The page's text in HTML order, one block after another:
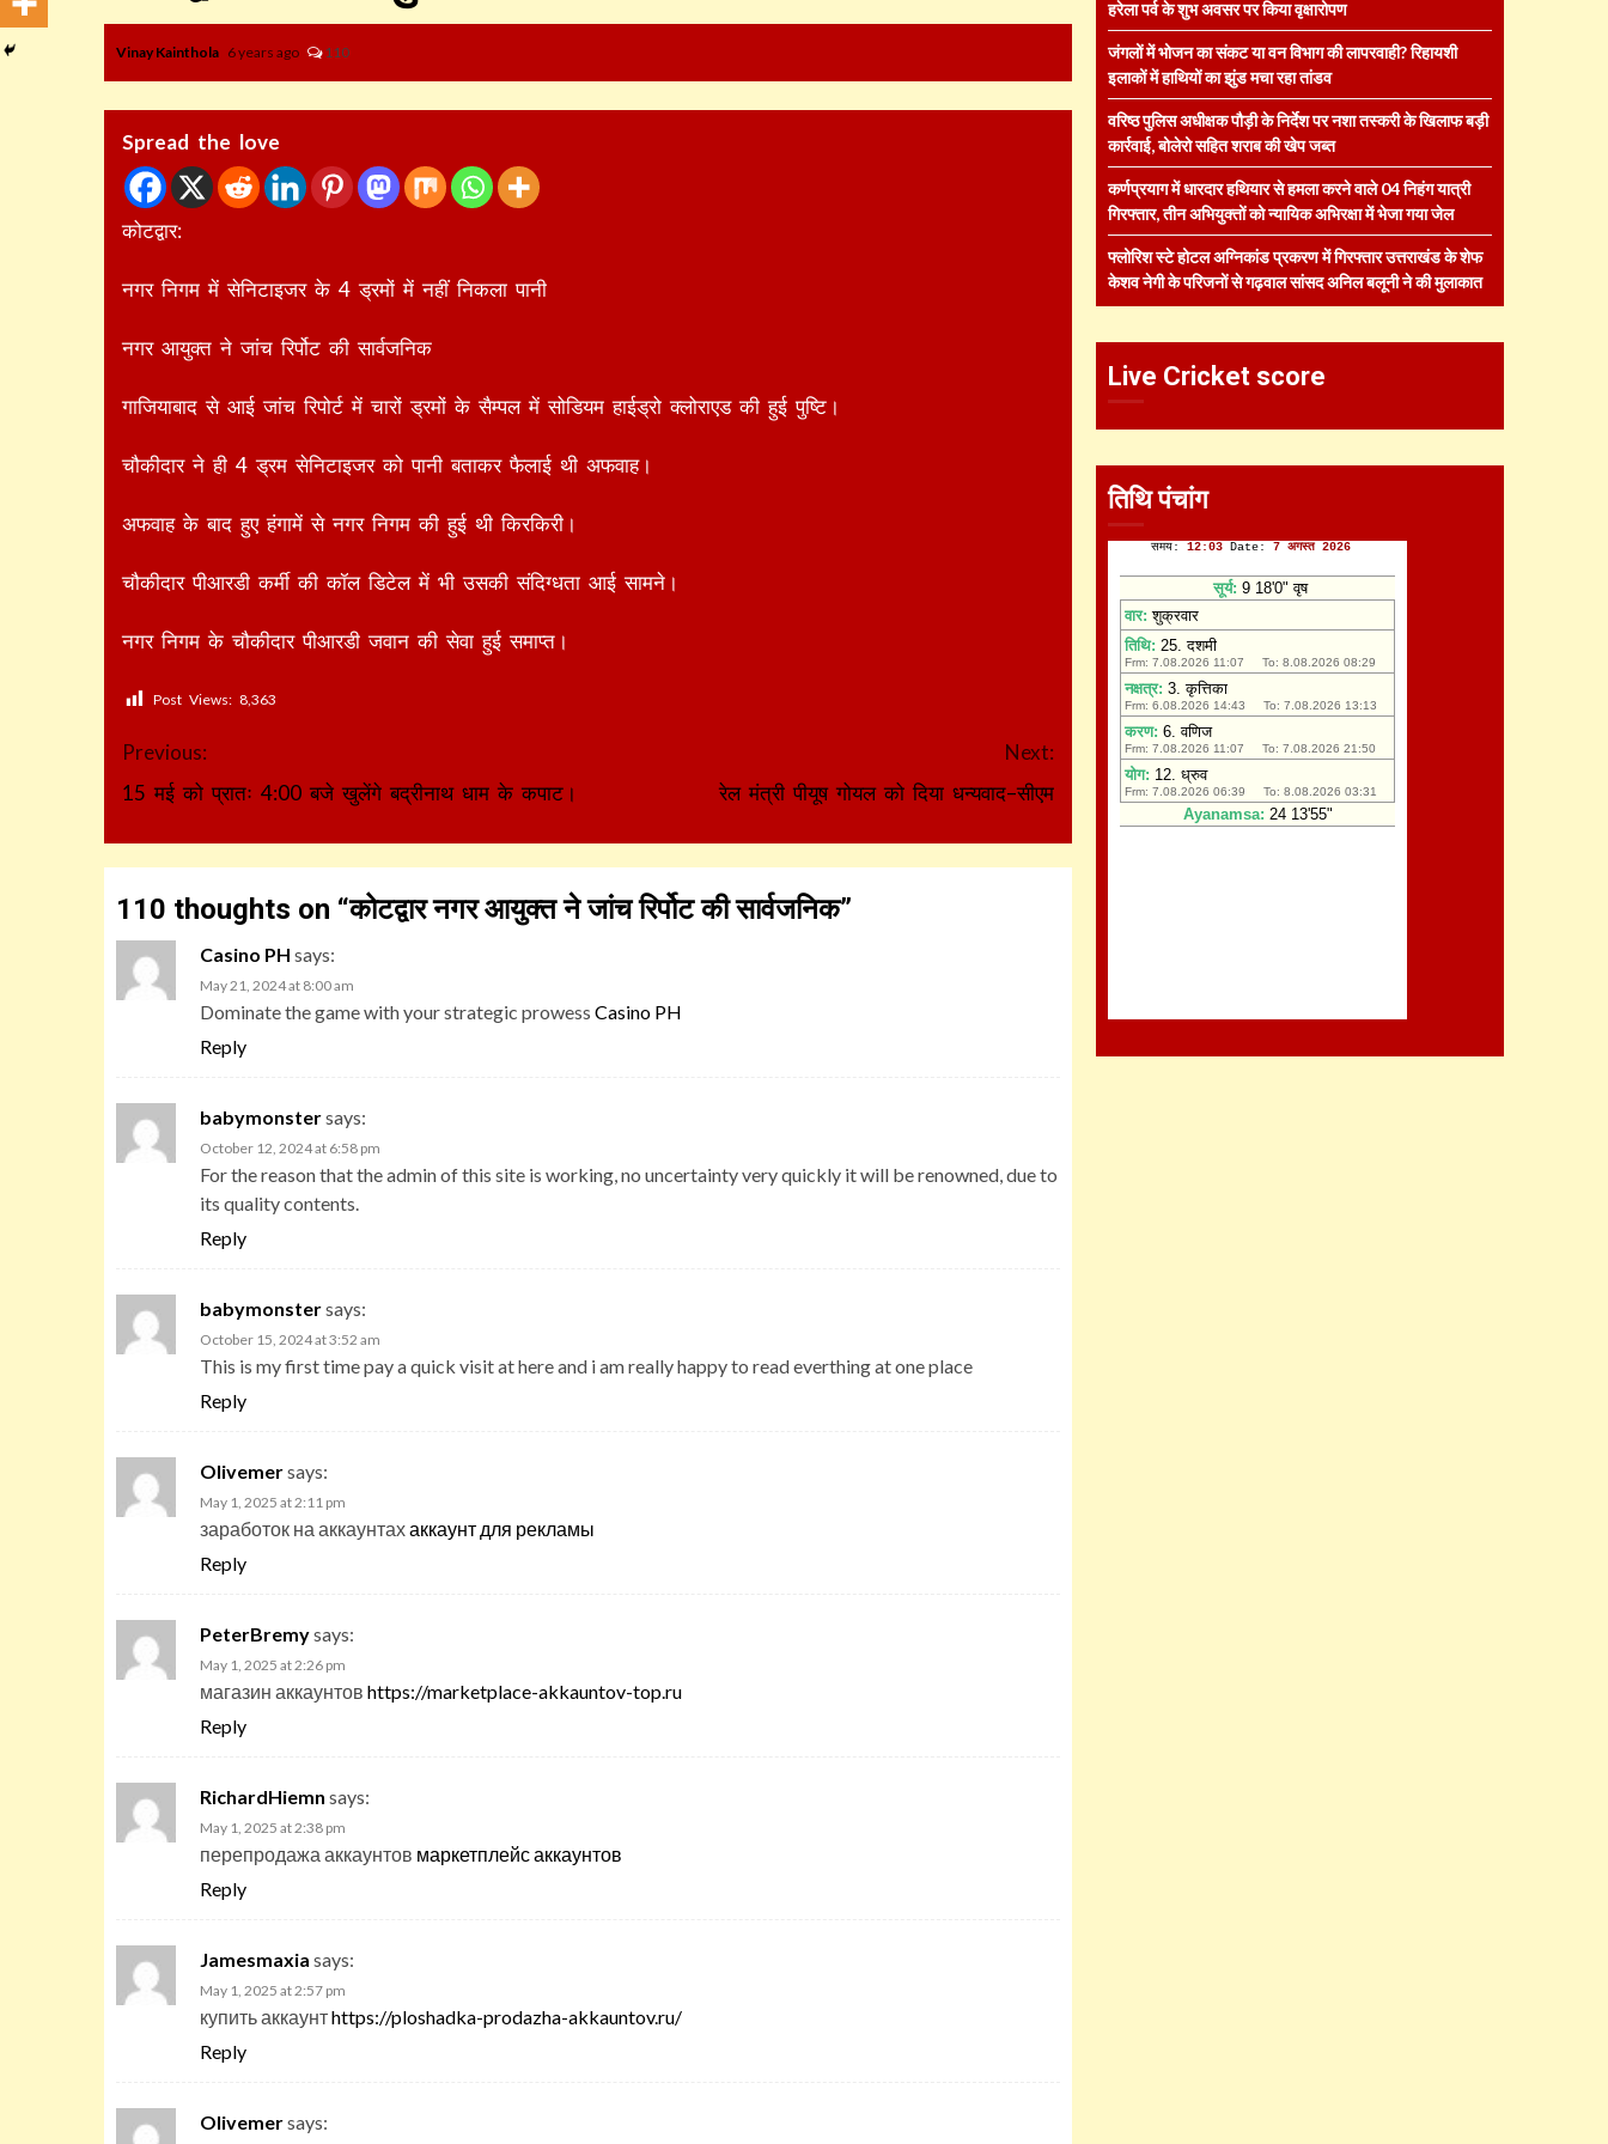
Vinay Kainthola 6 years ago 110
Spread the love
कोटद्वार:
नगर निगम में सेनिटाइजर के 4 ड्रमों में नहीं निकला पानी
नगर आयुक्त ने जांच रिर्पोट की सार्वजनिक
गाजियाबाद से आई जांच रिपोर्ट में चारों ड्रमों के सैम्पल में सोडियम हाईड्रो क्लोराएड की हुई पुष्टि।
चौकीदार ने ही 4 ड्रम सेनिटाइजर को पानी बताकर फैलाई थी अफवाह।
अफवाह के बाद हुए हंगामें से नगर निगम की हुई थी किरकिरी।
चौकीदार पीआरडी कर्मी की कॉल डिटेल में भी उसकी संदिग्धता आई सामने।
नगर निगम के चौकीदार पीआरडी जवान की सेवा हुई समाप्त।
Post Views: 8,363
Continue
Reading
Previous:
15 मई को प्रातः 4:00 बजे खुलेंगे बद्रीनाथ धाम के कपाट।
Next:
रेल मंत्री पीयूष गोयल को दिया धन्यवाद–सीएम
110 thoughts on “कोटद्वार नगर आयुक्त ने जांच रिर्पोट की सार्वजनिक”
Casino PH says:
May 21, 2024 at 8:00 am
Dominate the game with your strategic prowess Casino PH
Reply
babymonstersays:
October 12, 2024 at 6:58 pm
For the reason that the admin of this site is working, no uncertainty very quickly it will be renowned, due to
its quality contents.
Reply
babymonstersays:
October 15, 2024 at 3:52 am
This is my first time pay a quick visit at here and i am really happy to read everthing at one place
Reply
Olivemersays:
May 1, 2025 at 2:11 pm
заработок на аккаунтахаккаунт для рекламы
Reply
PeterBremysays:
May 1, 2025 at 2:26 pm
магазин аккаунтов https://marketplace-akkauntov-top.ru
Reply
RichardHiemn says:
May 1, 2025 at 2:38 pm
перепродажа аккаунтов маркетплейс аккаунтов
Reply
Jamesmaxia says:
May 1, 2025 at 2:57 pm
купить аккаунтhttps://ploshadka-prodazha-akkauntov.ru/
Reply
Olivemersays:
हरेला पर्व के शुभ अवसर पर किया वृक्षारोपण
जंगलों में भोजन का संकट या वन विभाग की लापरवाही? रिहायशी
इलाकों में हाथियों का झुंड मचा रहा तांडव
वरिष्ठ पुलिस अधीक्षक पौड़ी के निर्देश पर नशा तस्करी के खिलाफ बड़ी
कार्रवाई, बोलेरो सहित शराब की खेप जब्त
कर्णप्रयाग में धारदार हथियार से हमला करने वाले 04 निहंग यात्री
गिरफ्तार, तीन अभियुक्तों को न्यायिक अभिरक्षा में भेजा गया जेल
फ्लोरिश स्टे होटल अग्निकांड प्रकरण में गिरफ्तार उत्तराखंड के शेफ
केशव नेगी के परिजनों से गढ़वाल सांसद अनिल बलूनी ने की मुलाकात
Live Cricket score
तिथि पंचांग